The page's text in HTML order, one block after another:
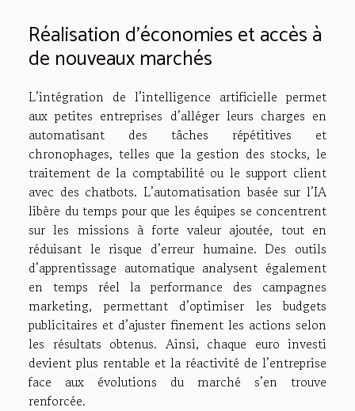
Réalisation d’économies et accès à
de nouveaux marchés
L’intégration de l’intelligence artificielle permet
aux petites entreprises d’alléger leurs charges en
automatisant des tâches répétitives et
chronophages, telles que la gestion des stocks, le
traitement de la comptabilité ou le support client
avec des chatbots. L’automatisation basée sur l’IA
libère du temps pour que les équipes se concentrent
sur les missions à forte valeur ajoutée, tout en
réduisant le risque d’erreur humaine. Des outils
d’apprentissage automatique analysent également
en temps réel la performance des campagnes
marketing, permettant d’optimiser les budgets
publicitaires et d’ajuster finement les actions selon
les résultats obtenus. Ainsi, chaque euro investi
devient plus rentable et la réactivité de l’entreprise
face aux évolutions du marché s’en trouve
renforcée.